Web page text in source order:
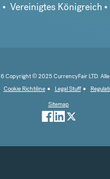
Vereinigtes Königreich
Copyright © 2025 CurrencyFair LTD.
Cookie Richtiline Legal Stuff
Sitemap